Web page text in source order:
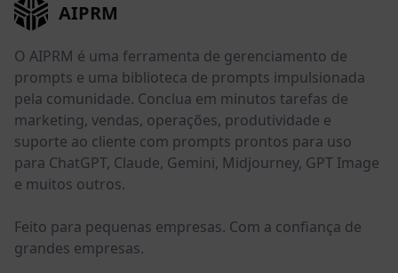
AIPRM
O AIPRM é uma ferramenta de gerenciamento de
prompts e uma biblioteca de prompts impulsionada
pela comunidade. Conclua em minutos tarefas de
marketing, vendas, operações, produtividade e
suporte ao cliente com prompts prontos para uso
para ChatGPT, Claude, Gemini, Midjourney, GPT Image
e muitos outros.
Feito para pequenas empresas. Com a confiança de
grandes empresas.